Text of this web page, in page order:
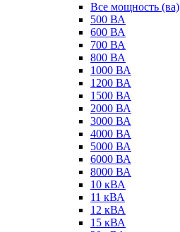
Все мощность (ва)
500 ВА
600 ВА
700 ВА
800 ВА
1000 ВА
1200 ВА
1500 ВА
2000 ВА
3000 ВА
4000 ВА
5000 ВА
6000 ВА
8000 ВА
10 кВА
11 кВА
12 кВА
15 кВА